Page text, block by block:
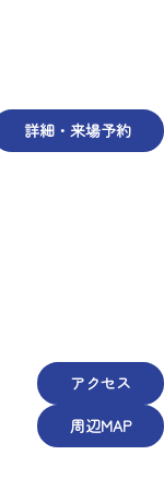
詳細・来場予約
アクセス
周辺MAP